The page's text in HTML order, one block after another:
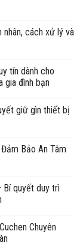
cách xử lý và
tín dành cho
gia đình bạn
giữ gìn thiết bị
Bảo An Tâm
Bí quyết duy trì
Chuyên